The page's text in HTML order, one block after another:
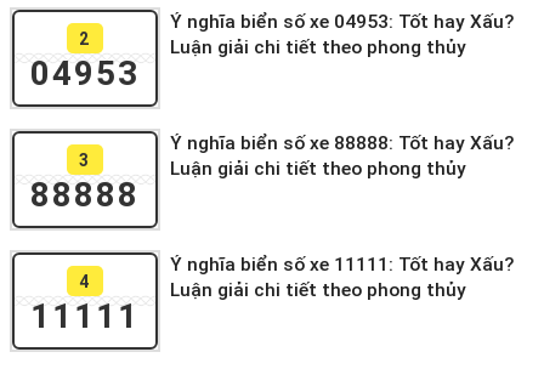
2
04953
Ý nghĩa biển số xe 04953: Tốt hay Xấu?
Luận giải chi tiết theo phong thủy
3
88888
Ý nghĩa biển số xe 88888: Tốt hay Xấu?
Luận giải chi tiết theo phong thủy
4
11111
Ý nghĩa biển số xe 11111: Tốt hay Xấu?
Luận giải chi tiết theo phong thủy